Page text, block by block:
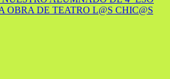
OBRA DE TEATRO L@S CHIC@S